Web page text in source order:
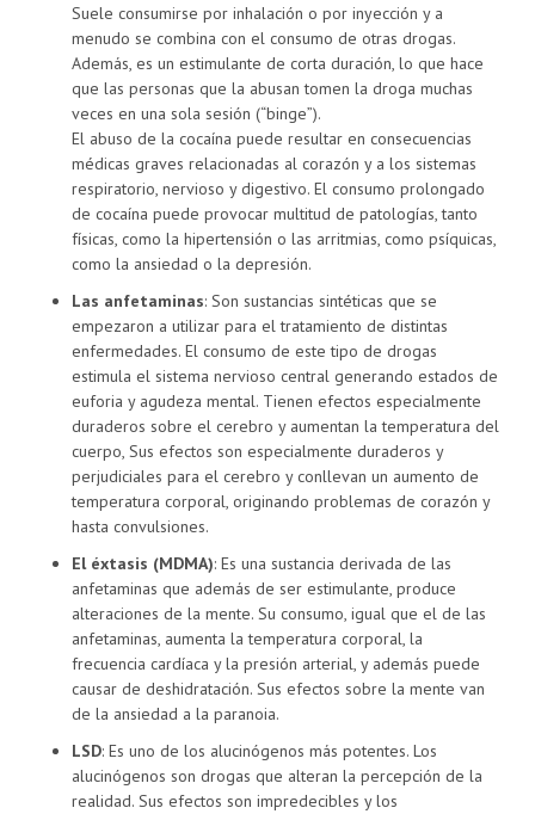
Suele consumirse por inhalación o por inyección y a
menudo se combina con el consumo de otras drogas.
Además, es un estimulante de corta duración, lo que hace
que las personas que la abusan tomen la droga muchas
veces en una sola sesión (“binge”).
El abuso de la cocaína puede resultar en consecuencias
médicas graves relacionadas al corazón y a los sistemas
respiratorio, nervioso y digestivo. El consumo prolongado
de cocaína puede provocar multitud de patologías, tanto
físicas, como la hipertensión o las arritmias, como psíquicas,
como la ansiedad o la depresión.
Las anfetaminas: Son sustancias sintéticas que se
empezaron a utilizar para el tratamiento de distintas
enfermedades. El consumo de este tipo de drogas
estimula el sistema nervioso central generando estados de
euforia y agudeza mental. Tienen efectos especialmente
duraderos sobre el cerebro y aumentan la temperatura del
cuerpo, Sus efectos son especialmente duraderos y
perjudiciales para el cerebro y conllevan un aumento de
temperatura corporal, originando problemas de corazón y
hasta convulsiones.
El éxtasis (MDMA): Es una sustancia derivada de las
anfetaminas que además de ser estimulante, produce
alteraciones de la mente. Su consumo, igual que el de las
anfetaminas, aumenta la temperatura corporal, la
frecuencia cardíaca y la presión arterial, y además puede
causar de deshidratación. Sus efectos sobre la mente van
de la ansiedad a la paranoia.
LSD: Es uno de los alucinógenos más potentes. Los
alucinógenos son drogas que alteran la percepción de la
realidad. Sus efectos son impredecibles y los